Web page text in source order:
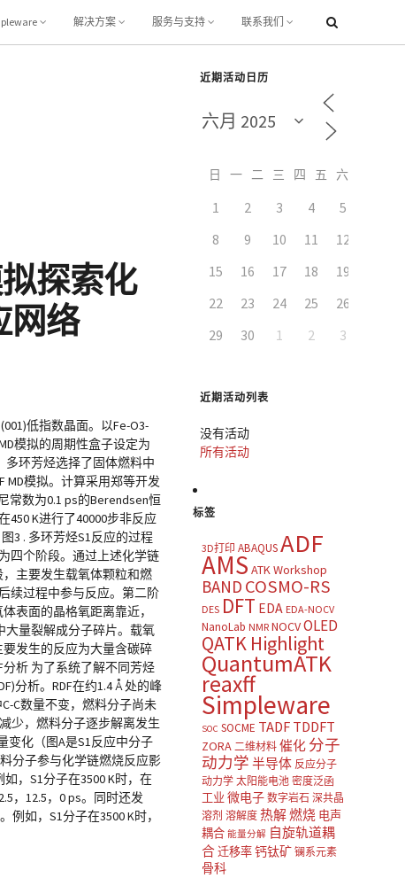
解决方案 服务与支持 联系我们
探索化
网络
低指数晶面。以Fe-O3-
模拟的周期性盒子设定为
多环芳烃选择了固体燃料中
MD模拟。计算采用郑等开发
常数为0.1 ps的Berendsen恒
450 K进行了40000步非反应
3 . 多环芳烃S1反应的过程
四个阶段。通过上述化学链
主要发生载氧体颗粒和燃
续过程中参与反应。第二阶
表面的晶格氧距离靠近，
大量裂解成分子碎片。载氧
发生的反应为大量含碳碎
析 为了系统了解不同芳烃
分析。RDF在约1.4 Å 处的峰
C数量不变，燃料分子尚未
少，燃料分子逐步解离发生
变化（图A是S1反应中分子
分子参与化学链燃烧反应影
，S1分子在3500 K时，在
，12.5，0 ps。同时还发
如，S1分子在3500 K时，
近期活动日历
日 一 二 三 四 五
1 2 3 4 5
8
9 10 11 12
15
16 17 18 19
22
23 24 25 26
29
30 1 2 3
近期活动列表
没有活动
所有活动
标签
3D打印 ABAQUSADF
AMS ATK Workshop
BAND COSMO-RS
DES DFT EDA EDA-NOCV
NanoLab NMR NOCVOLED
QATK Highlight
QuantumATK
reaxff
Simpleware
SOC SOCME TADF TDDFT
ZORA 二维材料 催化 分子
动力学 半导体 反应分子
动力学 太阳能电池 密度泛函
工业 微电子 数字岩石 深共晶
溶剂 溶解度 热解燃烧 电声
耦合 能量分解 自旋轨道耦
合迁移率钙钛矿 镧系元素
骨科